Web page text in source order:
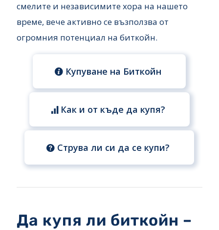
смелите и независимите хора на нашето
време, вече активно се възползва от
огромния потенциал на биткойн.
Купуване на Биткойн
Как и от къде да купя?
Струва ли си да се купи?
Да купя ли биткойн –